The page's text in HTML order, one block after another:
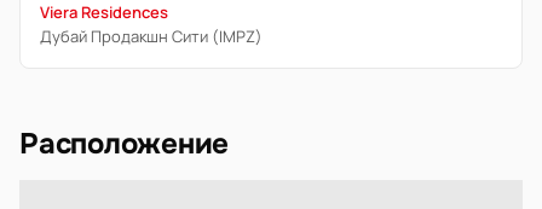
Viera Residences
Дубай Продакшн Сити (IMPZ)
Расположение